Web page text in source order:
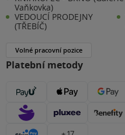
Vaňkovka)
VEDOUCÍ PRODEJNY
(TŘEBÍČ)
Volné pracovní pozice
Platební metody